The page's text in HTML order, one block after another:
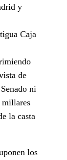
y
Caja
de
ni
millares
la casta
los